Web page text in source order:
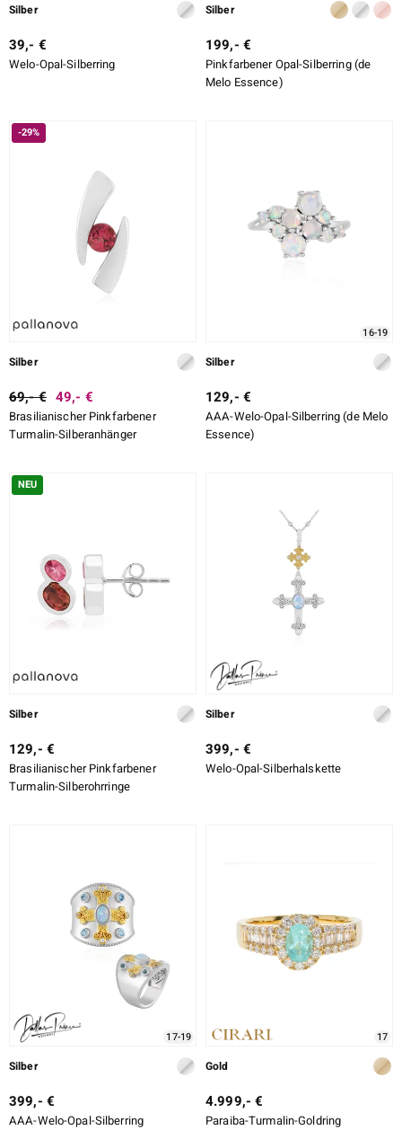
Silber
39,- €
Welo-Opal-Silberring
Silber
199,- €
Pinkfarbener Opal-Silberring (de
Melo Essence)
-29%
Silber
69,- € 49,- €
Brasilianischer Pinkfarbener
Turmalin-Silberanhänger
16-19
Silber
129,- €
AAA-Welo-Opal-Silberring (de Melo
Essence)
NEU
Silber
129,- €
Brasilianischer Pinkfarbener
Turmalin-Silberohrringe
Silber
399,- €
Welo-Opal-Silberhalskette
17-19
Silber
399,- €
AAA-Welo-Opal-Silberring
17
Gold
4.999,- €
Paraiba-Turmalin-Goldring